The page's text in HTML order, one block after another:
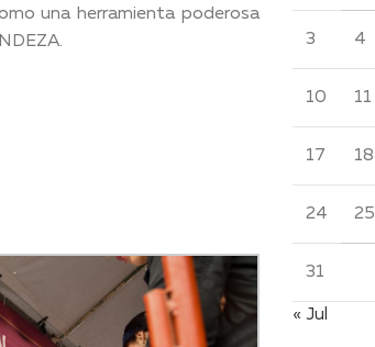
una herramienta poderosa
3 4
10 11
17 18
24 25
31
« Jul